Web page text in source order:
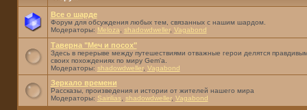
Все о шарде
Форум для обсуждения любых тем, связанных с нашим шардом.
Модераторы: Meloza shadowdweller, Vagabond
Таверна "Меч и посох"
Здесь в перерыве между путешествиями отважные герои делятся
своих похождениях по миру Gem'а.
Модераторы: shadowdweller, Vagabond
Зеркало времени
Рассказы, произведения и истории от жителей нашего мира
Модераторы: Sairilias, shadowdweller, Vagabond